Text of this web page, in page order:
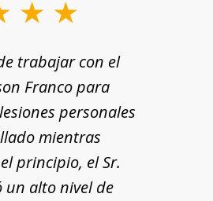
trabajar con el
Franco para
personales
mientras
principio, el Sr.
un alto nivel de